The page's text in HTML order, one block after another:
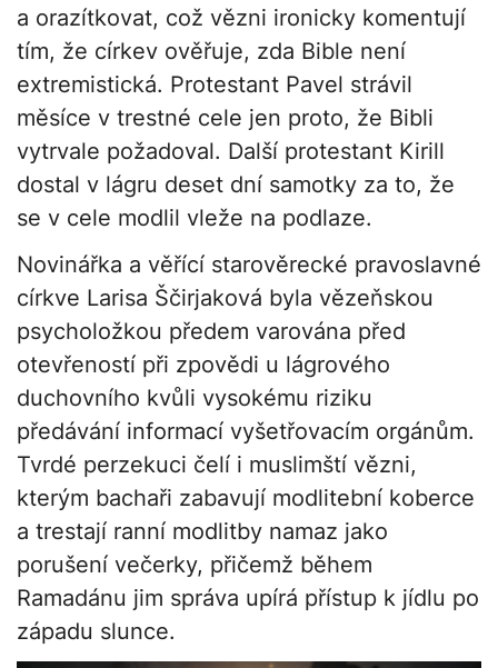
a orazítkovat, což vězni ironicky komentují
tím, že církev ověřuje, zda Bible není
extremistická. Protestant Pavel strávil
měsíce v trestné cele jen proto, že Bibli
vytrvale požadoval. Další protestant Kirill
dostal v lágru deset dní samotky za to, že
se v cele modlil vleže na podlaze.
Novinářka a věřící starověrecké pravoslavné
církve Larisa Ščirjaková byla vězeňskou
psycholožkou předem varována před
otevřeností při zpovědi u lágrového
duchovního kvůli vysokému riziku
předávání informací vyšetřovacím orgánům.
Tvrdé perzekuci čelí i muslimští vězni,
kterým bachaři zabavují modlitební koberce
a trestají ranní modlitby namaz jako
porušení večerky, přičemž během
Ramadánu jim správa upírá přístup k jídlu po
západu slunce.